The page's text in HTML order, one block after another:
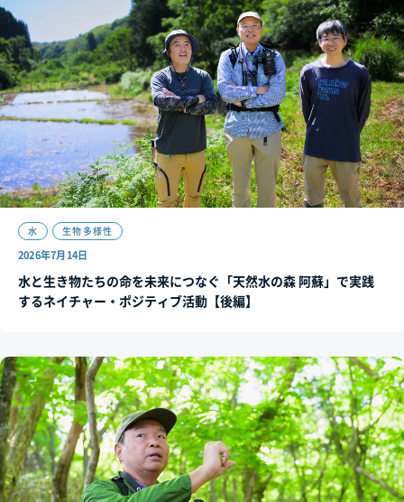
水 生物多様性
2026年7月14日
水と生き物たちの命を未来につなぐ「天然水の森 阿蘇」で実践
するネイチャー・ポジティブ活動【後編】